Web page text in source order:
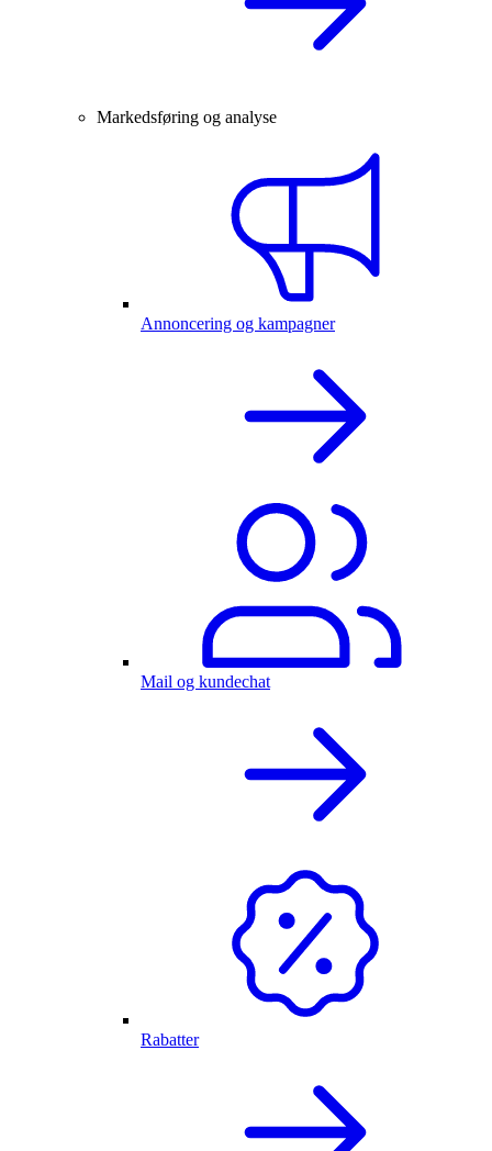
Markedsføring og analyse
Annoncering og kampagner
Mail og kundechat
Rabatter